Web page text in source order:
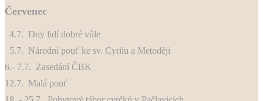
Červenec
4.7. Dny lidí dobré vůle
5.7. Národní pouť ke sv. Cyrilu a Metoději
6.- 7.7. Zasedání ČBK
12.7. Malá pouť